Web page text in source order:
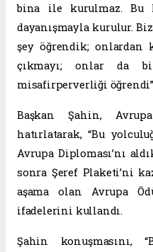
bina ile kurulmaz. Bu
dayanışmayla kurulur.
şey öğrendik; onlardan
çıkmayı; onlar da
misafirperverliği
Başkan Şahin,
hatırlatarak, “Bu
Avrupa Diploması’nı
sonra Şeref Plaketi’ni
aşama olan Avrupa
ifadelerini kullandı.
Şahin